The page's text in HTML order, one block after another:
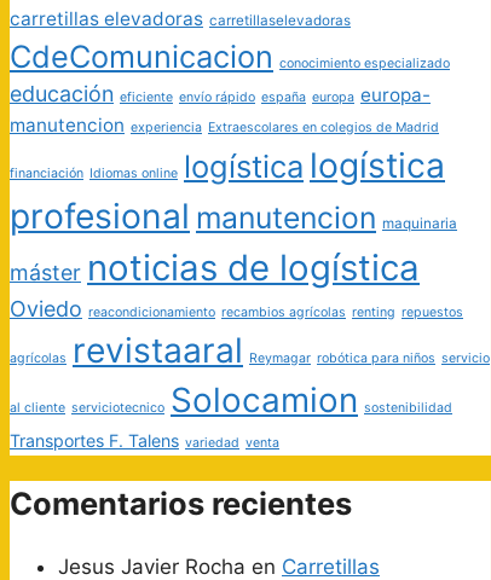
carretillas elevadoras carretillaselevadoras
CdeComunicacion conocimiento especializado
educación eficiente envío rápido españa europa europa-
manutencion experiencia Extraescolares en colegios de Madrid
financiación Idiomas online logística logística
profesional manutencion maquinaria
máster noticias de logística
Oviedo reacondicionamiento recambios agrícolas renting repuestos
agrícolas revistaaral Reymagar robótica para niños servicio
al cliente serviciotecnico Solocamion sostenibilidad
Transportes F. Talens variedad venta
Comentarios recientes
Jesus Javier Rocha en Carretillas